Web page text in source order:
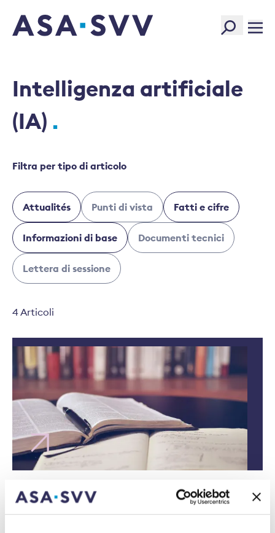
SVV Logo
Intelligenza artificiale
(IA)
Filtra per tipo di articolo
Attualités Punti di vista Fatti e cifre
Informazioni di base Documenti tecnici
Lettera di sessione
4 Articoli
Studio | 16 Giugno 2026
Ciò che conta domani:
competenze per le
professioni assicurative del
futuro